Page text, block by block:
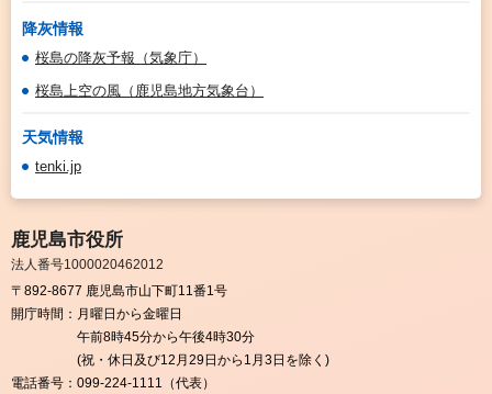
降灰情報
桜島の降灰予報（気象庁）
桜島上空の風（鹿児島地方気象台）
天気情報
tenki.jp
鹿児島市役所
法人番号1000020462012
〒892-8677 鹿児島市山下町11番1号
開庁時間： 月曜日から金曜日
午前8時45分から午後4時30分
(祝・休日及び12月29日から1月3日を除く)
電話番号： 099-224-1111（代表）